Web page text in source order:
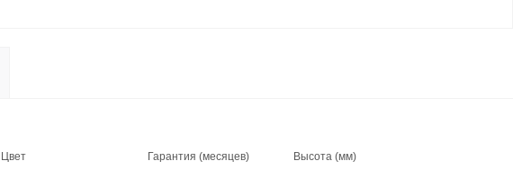
Цвет Гарантия (месяцев) Высота (мм)